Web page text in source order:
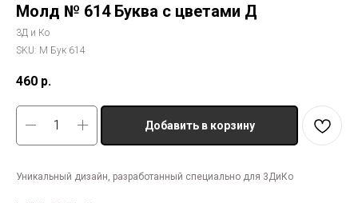
Молд № 614 Буква с цветами Д
3Д и Ко
SKU: М Бук 614
460 р.
Добавить в корзину
Уникальный дизайн, разработанный специально для 3ДиКо